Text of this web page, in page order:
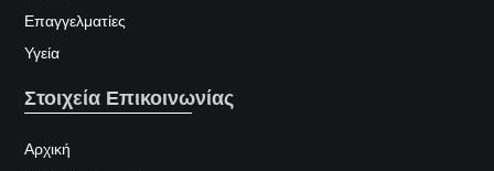
Επαγγελματίες
Υγεία
Στοιχεία Επικοινωνίας
Αρχική